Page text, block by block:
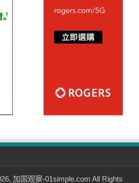
加国观察-01simple.com All Rights